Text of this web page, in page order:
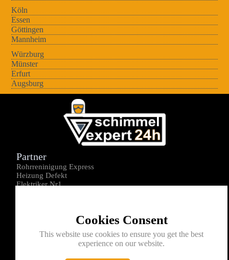
Köln
Essen
Göttingen
Mannheim
Würzburg
Münster
Erfurt
Augsburg
Cookies Consent
This website use cookies to ensure you get the best
experience on our website.
Partner
Rohrreninigung Express
Heizung Defekt
Elektriker Nr1
Kontakt